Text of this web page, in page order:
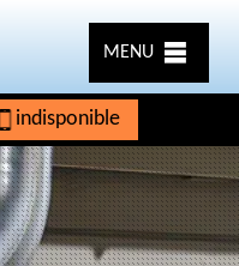
MENU
indisponible